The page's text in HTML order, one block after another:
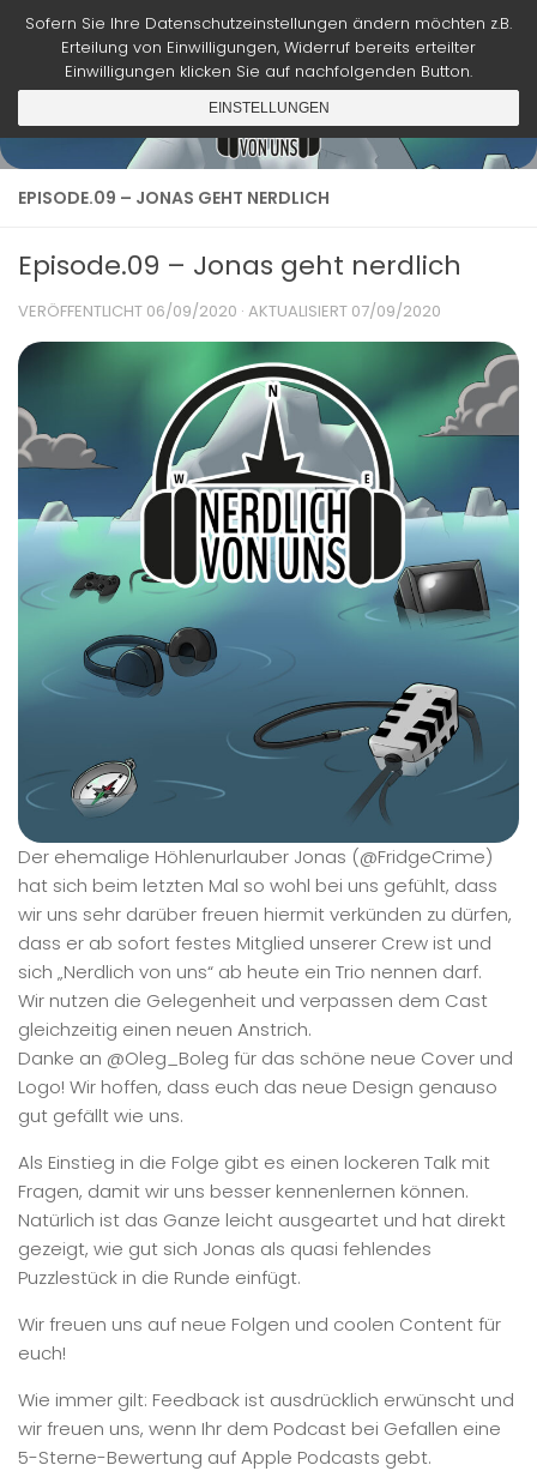
Zum Inhalt springen
EPISODE.09 – JONAS GEHT NERDLICH
Episode.09 – Jonas geht nerdlich
VERÖFFENTLICHT 06/09/2020 · AKTUALISIERT 07/09/2020
Der ehemalige Höhlenurlauber Jonas (@FridgeCrime)
hat sich beim letzten Mal so wohl bei uns gefühlt, dass
wir uns sehr darüber freuen hiermit verkünden zu dürfen,
dass er ab sofort festes Mitglied unserer Crew ist und
sich „Nerdlich von uns“ ab heute ein Trio nennen darf.
Wir nutzen die Gelegenheit und verpassen dem Cast
gleichzeitig einen neuen Anstrich.
Danke an @Oleg_Boleg für das schöne neue Cover und
Logo! Wir hoffen, dass euch das neue Design genauso
gut gefällt wie uns.
Als Einstieg in die Folge gibt es einen lockeren Talk mit
Fragen, damit wir uns besser kennenlernen können.
Natürlich ist das Ganze leicht ausgeartet und hat direkt
gezeigt, wie gut sich Jonas als quasi fehlendes
Puzzlestück in die Runde einfügt.
Wir freuen uns auf neue Folgen und coolen Content für
euch!
Wie immer gilt: Feedback ist ausdrücklich erwünscht und
wir freuen uns, wenn Ihr dem Podcast bei Gefallen eine
5-Sterne-Bewertung auf Apple Podcasts gebt.
Sofern Sie Ihre Datenschutzeinstellungen ändern möchten z.B.
Erteilung von Einwilligungen, Widerruf bereits erteilter
Einwilligungen klicken Sie auf nachfolgenden Button.
EINSTELLUNGEN